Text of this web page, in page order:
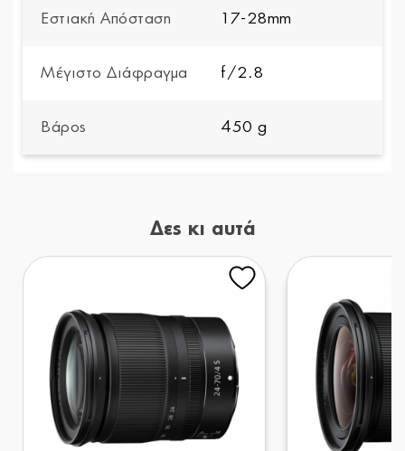
Εστιακή Απόσταση 17-28mm
Μέγιστο Διάφραγμα f/2.8
Βάρος 450 g
Δες κι αυτά